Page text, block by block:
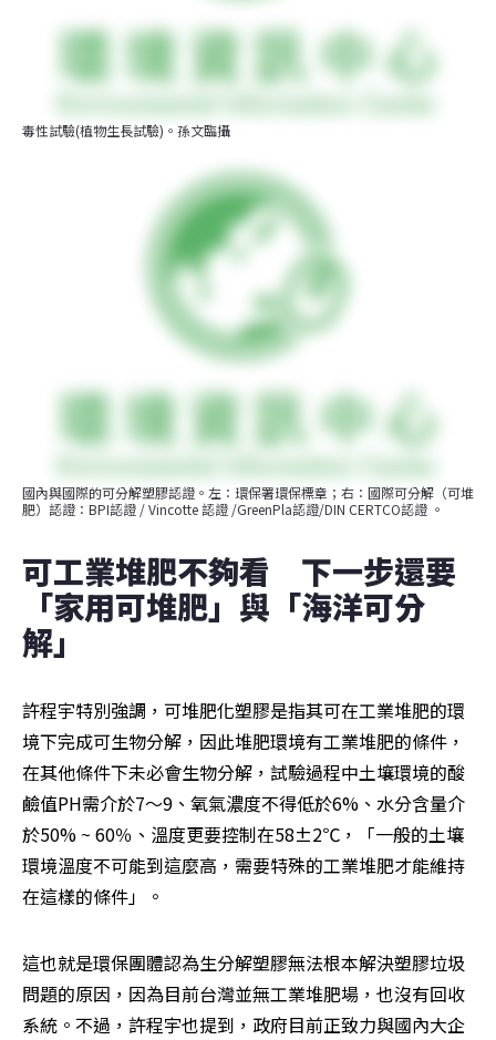
毒性試驗(植物生長試驗)。孫文臨攝
國內與國際的可分解塑膠認證。左：環保署環保標章；右：國際可分解（可堆
肥）認證：BPI認證 / Vincotte 認證 /GreenPla認證/DIN CERTCO認證 。
可工業堆肥不夠看　下一步還要
「家用可堆肥」與「海洋可分
解」
許程宇特別強調，可堆肥化塑膠是指其可在工業堆肥的環
境下完成可生物分解，因此堆肥環境有工業堆肥的條件，
在其他條件下未必會生物分解，試驗過程中土壤環境的酸
鹼值PH需介於7～9、氧氣濃度不得低於6%、水分含量介
於50% ~ 60％、溫度更要控制在58±2℃，「一般的土壤
環境溫度不可能到這麼高，需要特殊的工業堆肥才能維持
在這樣的條件」。
這也就是環保團體認為生分解塑膠無法根本解決塑膠垃圾
問題的原因，因為目前台灣並無工業堆肥場，也沒有回收
系統。不過，許程宇也提到，政府目前正致力與國內大企